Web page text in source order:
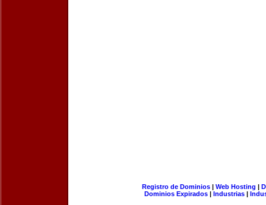
Registro de Dominios| Web Hosting |
Dominios Expirados | Industrias |